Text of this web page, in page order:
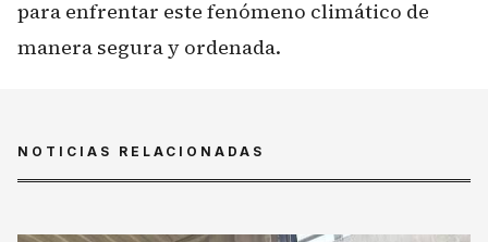
para enfrentar este fenómeno climático de
manera segura y ordenada.
NOTICIAS RELACIONADAS